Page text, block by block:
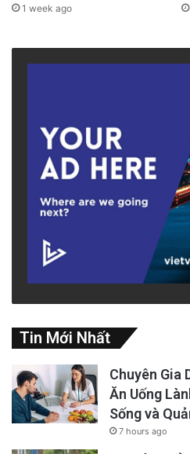
1 week ago
Tin Mới Nhất
Chuyên Gia
Ăn Uống
Sống và
7 hours ago